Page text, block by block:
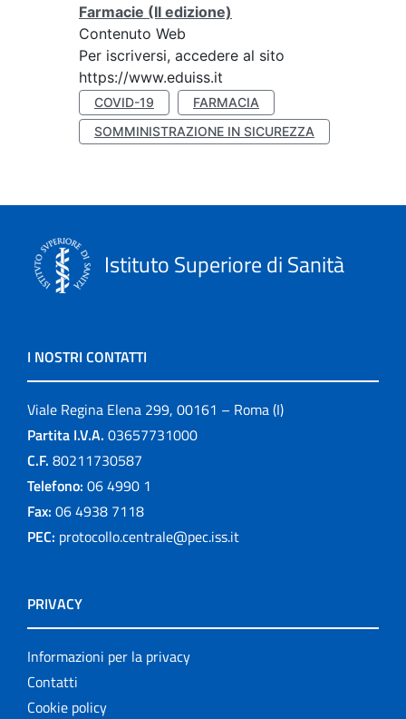
Farmacie (II edizione)
Contenuto Web
Per iscriversi, accedere al sito
https://www.eduiss.it
COVID-19
FARMACIA
SOMMINISTRAZIONE IN SICUREZZA
Istituto Superiore di Sanità
I NOSTRI CONTATTI
Viale Regina Elena 299, 00161 – Roma (I)
Partita I.V.A. 03657731000
C.F. 80211730587
Telefono: 06 4990 1
Fax: 06 4938 7118
PEC: protocollo.centrale@pec.iss.it
PRIVACY
Informazioni per la privacy
Contatti
Cookie policy